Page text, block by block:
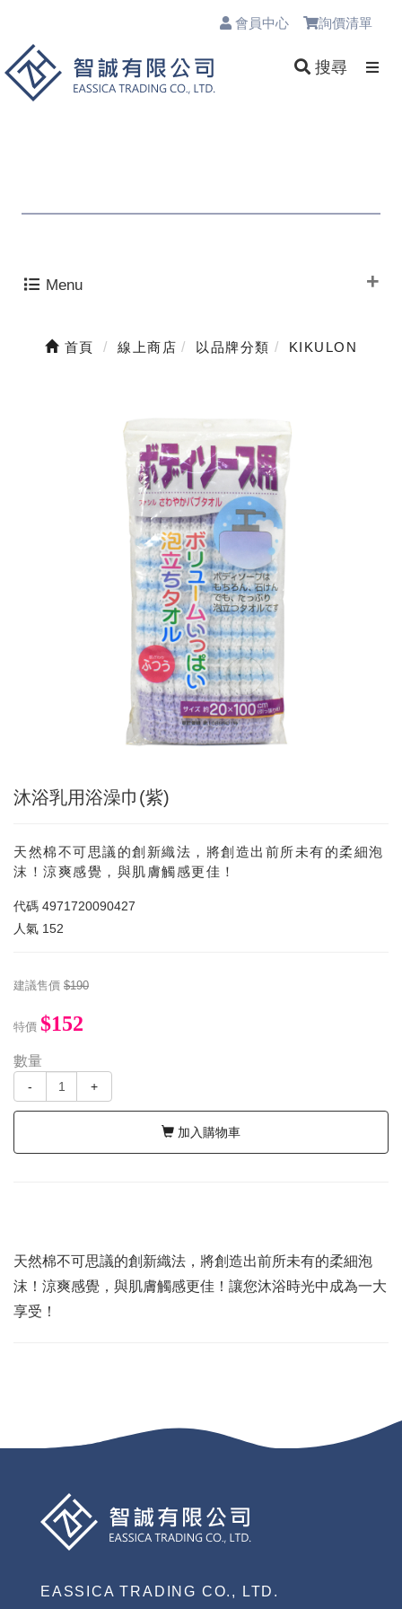
會員中心 詢價清單
搜尋
Menu
首頁 線上商店 以品牌分類 KIKULON
沐浴乳用浴澡巾(紫)
天然棉不可思議的創新織法，將創造出前所未有的柔細泡
沫！涼爽感覺，與肌膚觸感更佳！
代碼 4971720090427
人氣 152
建議售價 $190
特價 $152
數量
- +
加入購物車
天然棉不可思議的創新織法，將創造出前所未有的柔細泡
沫！涼爽感覺，與肌膚觸感更佳！讓您沐浴時光中成為一大
享受！
EASSICA TRADING CO., LTD.